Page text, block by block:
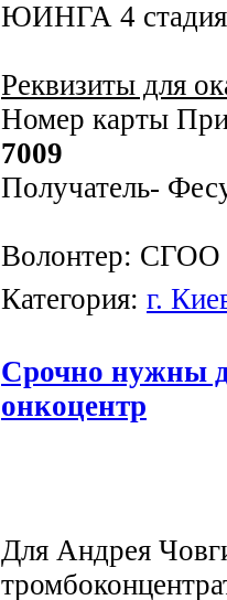
ЮИНГА 4
Реквизиты для
Номер карты
Получатель-
Волонтер:
Категория: г.
Срочно нужны
онкоцентр
Для Андрея